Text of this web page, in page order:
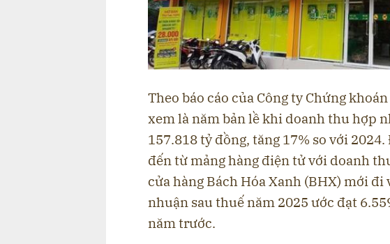
Theo báo cáo của Công ty Chứng
xem là năm bản lề khi doanh thu hợp
157.818 tỷ đồng, tăng 17% so với
đến từ mảng hàng điện tử với doanh
cửa hàng Bách Hóa Xanh (BHX) mới
nhuận sau thuế năm 2025 ước đạt
năm trước.